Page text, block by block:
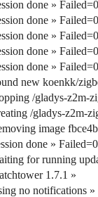
done »
done »
done »
done »
done »
new koenkk/
/gladys-
/gladys-z2m-
image
done »
for running
1.7.1 »
no notifications »